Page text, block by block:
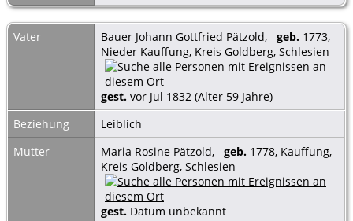
Vater Bauer Johann Gottfried Pätzold, geb. 1773,
Nieder Kauffung, Kreis Goldberg, Schlesien
gest. vor Jul 1832 (Alter 59 Jahre)
Beziehung
Leiblich
Mutter
Maria Rosine Pätzold, geb. 1778, Kauffung,
Kreis Goldberg, Schlesien
gest. Datum unbekannt